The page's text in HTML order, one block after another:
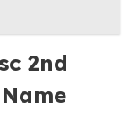
2nd